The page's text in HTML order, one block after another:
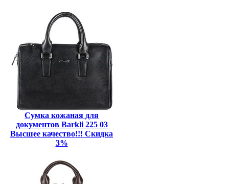
Сумка кожаная для
документов Barkli 225 03
Высшее качество!!! Скидка
3%